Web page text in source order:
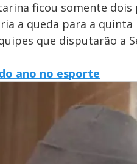
ficou somente
a queda para a quinta
que disputarão a
ano no esporte